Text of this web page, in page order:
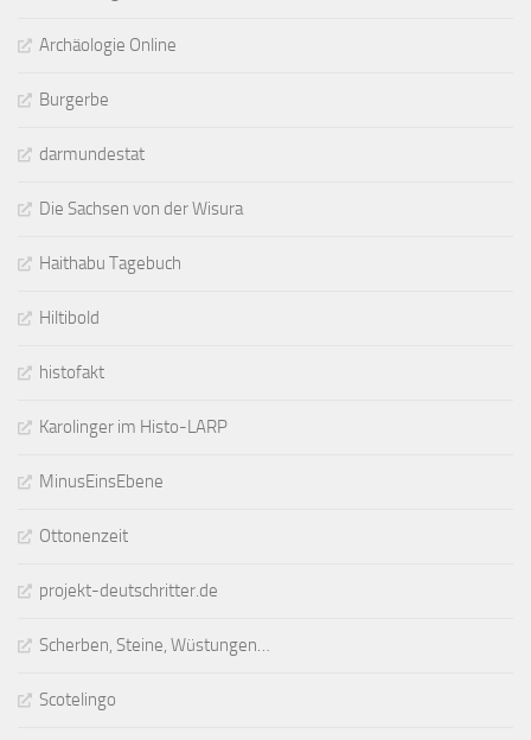
Archäologie Online
Burgerbe
darmundestat
Die Sachsen von der Wisura
Haithabu Tagebuch
Hiltibold
histofakt
Karolinger im Histo-LARP
MinusEinsEbene
Ottonenzeit
projekt-deutschritter.de
Scherben, Steine, Wüstungen…
Scotelingo